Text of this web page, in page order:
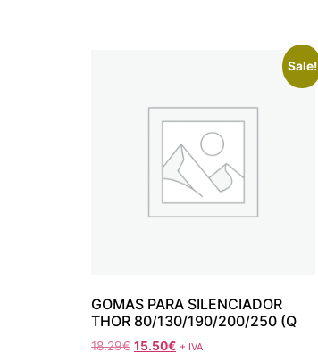
Sale!
GOMAS PARA SILENCIADOR
THOR 80/130/190/200/250 (Q
18.29€ 15.50€ + IVA